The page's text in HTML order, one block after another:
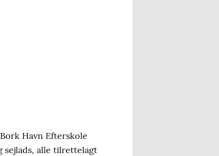
Havn Efterskole
sejlads, alle tilrettelagt